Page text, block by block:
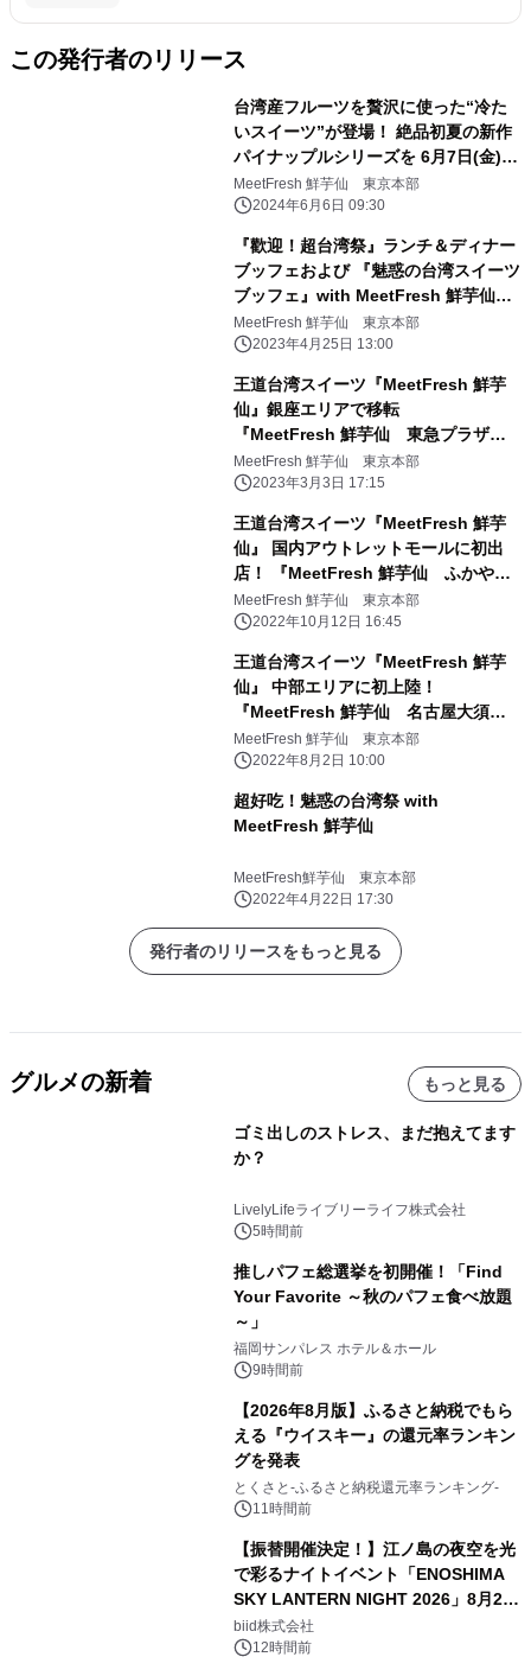
この発行者のリリース
台湾産フルーツを贅沢に使った“冷た
いスイーツ”が登場！ 絶品初夏の新作
パイナップルシリーズを 6月7日(金)よ
りMeetFresh 鮮芋仙 日本の全店舗で
販売開始
MeetFresh 鮮芋仙 東京本部
2024年6月6日 09:30
『歡迎！超台湾祭』ランチ＆ディナー
ブッフェおよび 『魅惑の台湾スイーツ
ブッフェ』with MeetFresh 鮮芋仙を
開催！！
MeetFresh 鮮芋仙 東京本部
2023年4月25日 13:00
王道台湾スイーツ『MeetFresh 鮮芋
仙』銀座エリアで移転
『MeetFresh 鮮芋仙 東急プラザ銀
座店』3/8グランドオープン
MeetFresh 鮮芋仙 東京本部
2023年3月3日 17:15
王道台湾スイーツ『MeetFresh 鮮芋
仙』 国内アウトレットモールに初出
店！ 『MeetFresh 鮮芋仙 ふかや花
園店』10/20グランドオープン
MeetFresh 鮮芋仙 東京本部
2022年10月12日 16:45
王道台湾スイーツ『MeetFresh 鮮芋
仙』 中部エリアに初上陸！
『MeetFresh 鮮芋仙 名古屋大須
店』を 8月8日グランドオープン！
MeetFresh 鮮芋仙 東京本部
2022年8月2日 10:00
超好吃！魅惑の台湾祭 with
MeetFresh 鮮芋仙
MeetFresh鮮芋仙 東京本部
2022年4月22日 17:30
発行者のリリースをもっと見る
グルメの新着 もっと見る
ゴミ出しのストレス、まだ抱えてます
か？
LivelyLifeライブリーライフ株式会社
5時間前
推しパフェ総選挙を初開催！「Find
Your Favorite ～秋のパフェ食べ放題
～」
福岡サンパレス ホテル＆ホール
9時間前
【2026年8月版】ふるさと納税でもら
える『ウイスキー』の還元率ランキン
グを発表
とくさと-ふるさと納税還元率ランキング-
11時間前
【振替開催決定！】江ノ島の夜空を光
で彩るナイトイベント「ENOSHIMA
SKY LANTERN NIGHT 2026」8月22
日(土)振替開催＆受付スタート！
biid株式会社
12時間前